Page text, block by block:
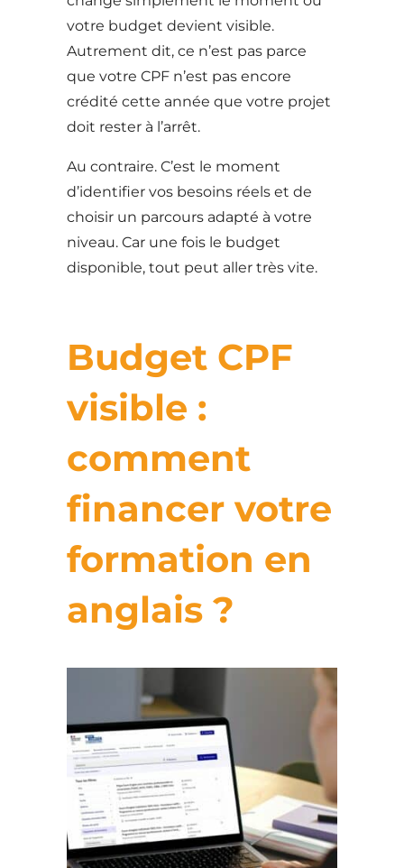
votre budget devient visible.
Autrement dit, ce n’est pas parce
que votre CPF n’est pas encore
crédité cette année que votre projet
doit rester à l’arrêt.
Au contraire. C’est le moment
d’identifier vos besoins réels et de
choisir un parcours adapté à votre
niveau. Car une fois le budget
disponible, tout peut aller très vite.
Budget CPF
visible :
comment
financer votre
formation en
anglais ?